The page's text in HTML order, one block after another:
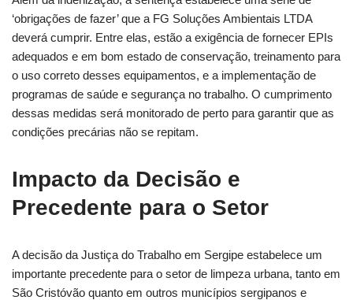
‘obrigações de fazer’ que a FG Soluções Ambientais LTDA
deverá cumprir. Entre elas, estão a exigência de fornecer EPIs
adequados e em bom estado de conservação, treinamento para
o uso correto desses equipamentos, e a implementação de
programas de saúde e segurança no trabalho. O cumprimento
dessas medidas será monitorado de perto para garantir que as
condições precárias não se repitam.
Impacto da Decisão e
Precedente para o Setor
A decisão da Justiça do Trabalho em Sergipe estabelece um
importante precedente para o setor de limpeza urbana, tanto em
São Cristóvão quanto em outros municípios sergipanos e